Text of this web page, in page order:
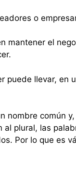
o
mantener el
puede llevar, en
nombre común
al plural, las
Por lo que es